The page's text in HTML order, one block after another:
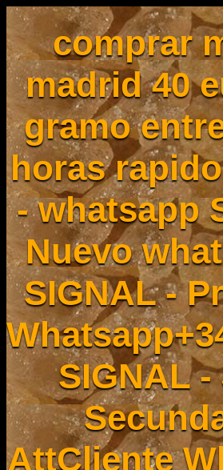
comprar
madrid 40
gramo
horas
- whatsapp
Nuevo
SIGNAL -
SIGNAL -
AttCliente